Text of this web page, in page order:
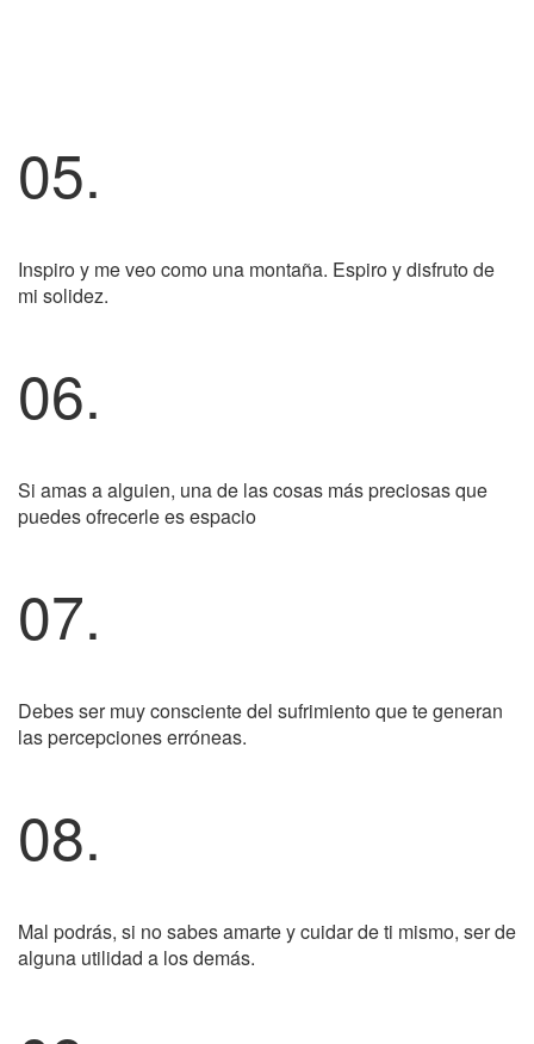
05.
Inspiro y me veo como una montaña. Espiro y disfruto de
mi solidez.
06.
Si amas a alguien, una de las cosas más preciosas que
puedes ofrecerle es espacio
07.
Debes ser muy consciente del sufrimiento que te generan
las percepciones erróneas.
08.
Mal podrás, si no sabes amarte y cuidar de ti mismo, ser de
alguna utilidad a los demás.